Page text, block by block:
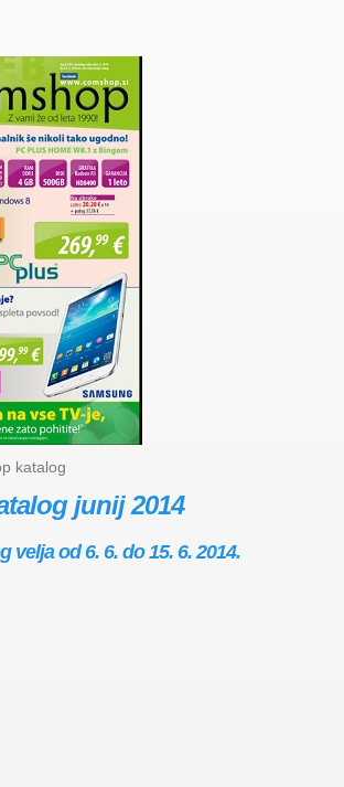
katalog
junij 2014
velja od 6. 6. do 15. 6. 2014.